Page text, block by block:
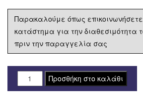
Παρακαλούμε όπως
κατάστημα για την διαθεσιμότητα
πριν την παραγγελία σας
FD-
FDB2254EF
Προσθήκη στο καλάθι